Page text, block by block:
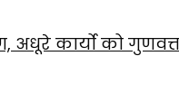
अधूरे कार्यो को